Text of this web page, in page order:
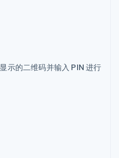
示的二维码并输入 PIN 进行